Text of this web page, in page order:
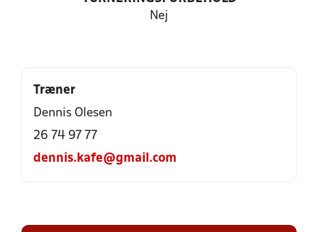
Nej
Træner
Dennis Olesen
26 74 97 77
dennis.kafe@gmail.com